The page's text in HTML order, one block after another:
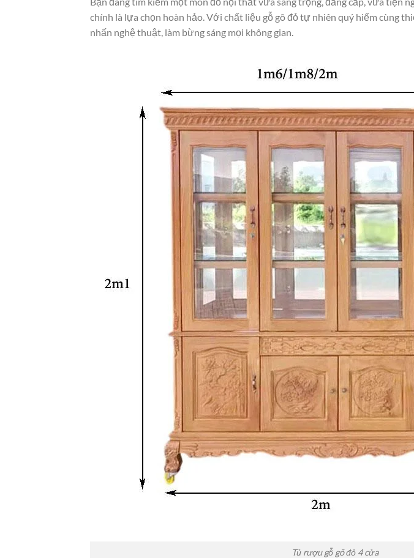
chính là lựa chọn hoàn hảo. Với chất liệu gỗ gõ đỏ tự nhiên quý hiếm cùng
nhấn nghệ thuật, làm bừng sáng mọi không gian.
Tủ rượu gỗ gõ đỏ 4 cửa